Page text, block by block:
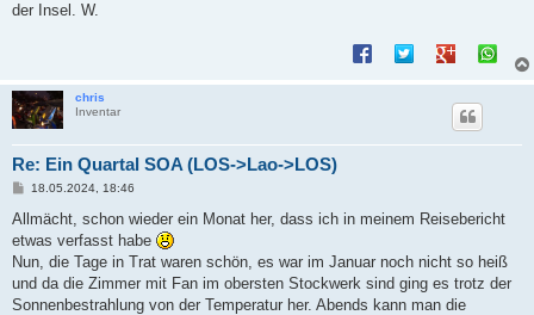
der Insel. W.
chris
Inventar
Re: Ein Quartal SOA (LOS->Lao->LOS)
B
i
r
a
18.05.2024, 18:46
Allmächt, schon wieder ein Monat her, dass ich in meinem Reisebericht
etwas verfasst habe
Nun, die Tage in Trat waren schön, es war im Januar noch nicht so heiß
und da die Zimmer mit Fan im obersten Stockwerk sind ging es trotz der
Sonnenbestrahlung von der Temperatur her. Abends kann man die